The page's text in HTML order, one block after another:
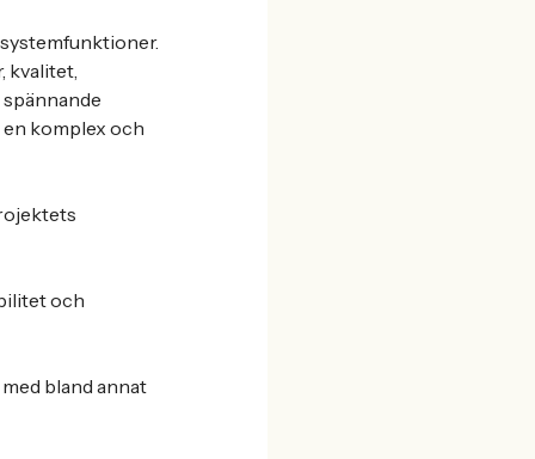
kvalitet,
komplex och
och
bland annat